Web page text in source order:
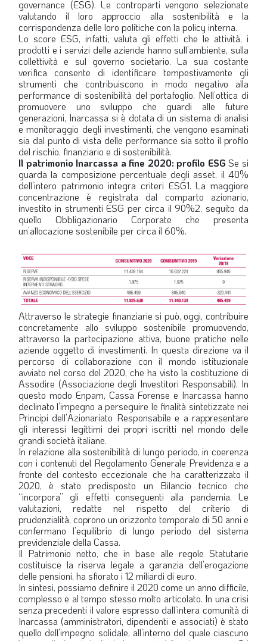
governance (ESG). Le controparti vengono selezionate
valutando il loro approccio alla sostenibilità e la
corrispondenza delle loro politiche con la policy interna.
Lo score ESG, infatti, valuta gli effetti che le attività, i
prodotti e i servizi delle aziende hanno sull’ambiente, sulla
collettività e sul governo societario. La sua costante
verifica consente di identificare tempestivamente gli
strumenti che contribuiscono in modo negativo alla
performance di sostenibilità del portafoglio. Nell’ottica di
promuovere uno sviluppo che guardi alle future
generazioni, Inarcassa si è dotata di un sistema di analisi
e monitoraggio degli investimenti, che vengono esaminati
sia dal punto di vista delle performance sia sotto il profilo
del rischio, finanziario e di sostenibilità.
Il patrimonio Inarcassa a fine 2020: profilo ESG Se si
guarda la composizione percentuale degli asset, il 40%
dell’intero patrimonio integra criteri ESG1. La maggiore
concentrazione è registrata dal comparto azionario,
investito in strumenti ESG per circa il 90%2, seguito da
quello Obbligazionario Corporate che presenta
un’allocazione sostenibile per circa il 60%.
Attraverso le strategie finanziarie si può, oggi, contribuire
concretamente allo sviluppo sostenibile promuovendo,
attraverso la partecipazione attiva, buone pratiche nelle
aziende oggetto di investimenti. In questa direzione va il
percorso di collaborazione con il mondo istituzionale
avviato nel corso del 2020, che ha visto la costituzione di
Assodire (Associazione degli Investitori Responsabili). In
questo modo Enpam, Cassa Forense e Inarcassa hanno
declinato l’impegno a perseguire le finalità sintetizzate nei
Principi dell’Azionariato Responsabile e a rappresentare
gli interessi legittimi dei propri iscritti nel mondo delle
grandi società italiane.
In relazione alla sostenibilità di lungo periodo, in coerenza
con i contenuti del Regolamento Generale Previdenza e a
fronte del contesto eccezionale che ha caratterizzato il
2020, è stato predisposto un Bilancio tecnico che
“incorpora” gli effetti conseguenti alla pandemia. Le
valutazioni, redatte nel rispetto del criterio di
prudenzialità, coprono un orizzonte temporale di 50 anni e
confermano l’equilibrio di lungo periodo del sistema
previdenziale della Cassa.
Il Patrimonio netto, che in base alle regole Statutarie
costituisce la riserva legale a garanzia dell’erogazione
delle pensioni, ha sfiorato i 12 miliardi di euro.
In sintesi, possiamo definire il 2020 come un anno difficile,
complesso e al tempo stesso molto articolato. In una crisi
senza precedenti il valore espresso dall’intera comunità di
Inarcassa (amministratori, dipendenti e associati) è stato
quello dell’impegno solidale, all’interno del quale ciascuno